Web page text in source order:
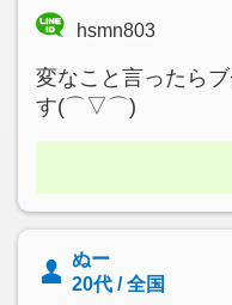
hsmn803
変なこと言ったら
す(⌒▽⌒)
ぬー
20代 / 全国